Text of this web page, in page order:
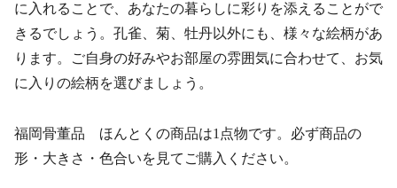
に入れることで、あなたの暮らしに彩りを添えることがで
きるでしょう。孔雀、菊、牡丹以外にも、様々な絵柄があ
ります。ご自身の好みやお部屋の雰囲気に合わせて、お気
に入りの絵柄を選びましょう。
福岡骨董品 ほんとくの商品は1点物です。必ず商品の
形・大きさ・色合いを見てご購入ください。